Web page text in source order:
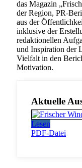
das Magazin
der Region, PR-
aus der
inklusive der
redaktionellen
und Inspiration der
Vielfalt in den
Motivation.
Aktuelle
Lesen
PDF-Datei